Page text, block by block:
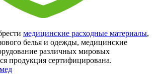
медицинские расходные материалы,
белья и одежды, медицинские
различных мировых
продукция сертифицирована.